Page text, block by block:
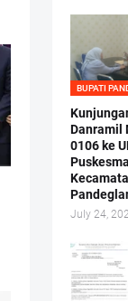
BUPATI
Danramil
0106 ke
July 24,